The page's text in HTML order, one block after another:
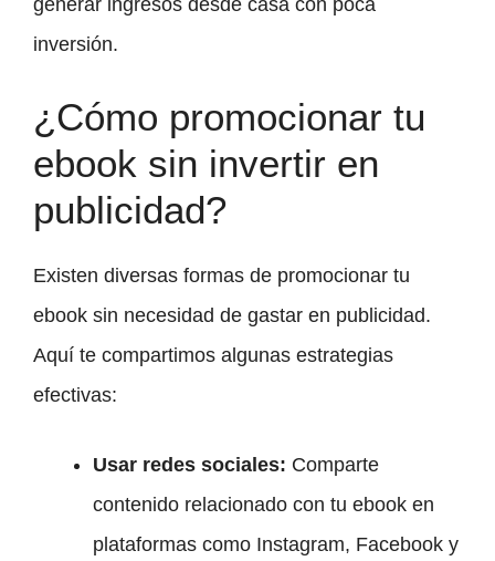
inversión.
¿Cómo promocionar tu
ebook sin invertir en
publicidad?
Existen diversas formas de promocionar tu
ebook sin necesidad de gastar en publicidad.
Aquí te compartimos algunas estrategias
efectivas:
Usar redes sociales: Comparte
contenido relacionado con tu ebook en
plataformas como Instagram, Facebook y